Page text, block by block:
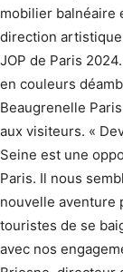
mobilier balnéaire
direction
JOP de Paris
en couleurs
Beaugrenelle
aux visiteurs. «
Seine est une
Paris. Il nous
nouvelle aventure
touristes de se
avec nos